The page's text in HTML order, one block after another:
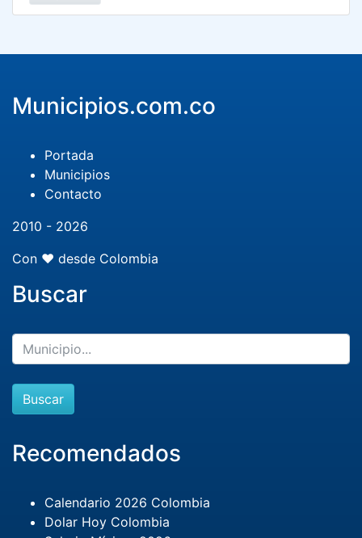
Municipios.com.co
Portada
Municipios
Contacto
2010 - 2026
Con ❤️ desde Colombia
Buscar
Buscar
Recomendados
Calendario 2026 Colombia
Dolar Hoy Colombia